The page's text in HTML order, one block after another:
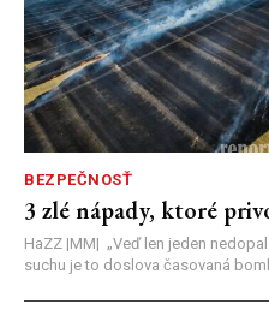
BEZPEČNOSŤ
3 zlé nápady, ktoré
HaZZ |MM| ​„Veď len jeden
suchu je to doslova časovaná